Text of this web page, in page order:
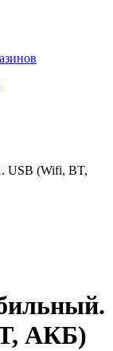
(Wifi, BT,
АКБ)